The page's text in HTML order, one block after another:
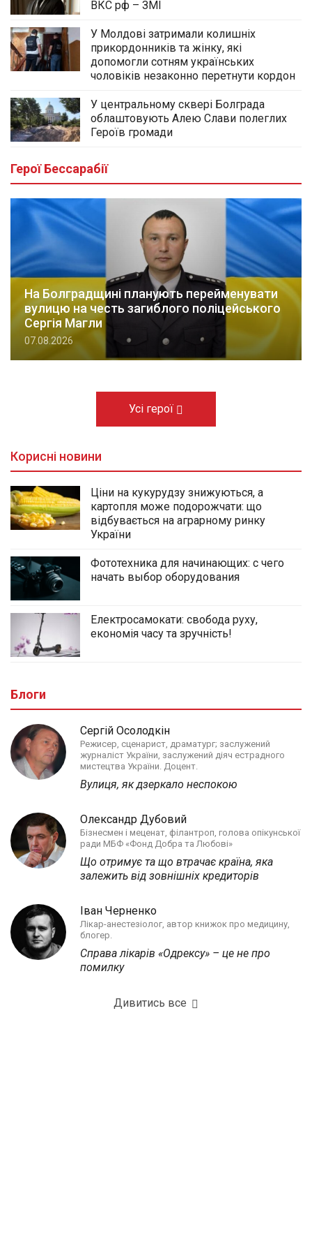
ВКС рф – ЗМІ
У Молдові затримали колишніх
прикордонників та жінку, які
допомогли сотням українських
чоловіків незаконно перетнути кордон
У центральному сквері Болграда
облаштовують Алею Слави полеглих
Героїв громади
Герої Бессарабії
На Болградщині планують перейменувати
вулицю на честь загиблого поліцейського
Сергія Магли
07.08.2026
Усі герої
Корисні новини
Ціни на кукурудзу знижуються, а
картопля може подорожчати: що
відбувається на аграрному ринку
України
Фототехника для начинающих: с чего
начать выбор оборудования
Електросамокати: свобода руху,
економія часу та зручність!
Блоги
Сергій Осолодкін
Режисер, сценарист, драматург; заслужений
журналіст України, заслужений діяч естрадного
мистецтва України. Доцент.
Вулиця, як дзеркало неспокою
Олександр Дубовий
Бізнесмен і меценат, філантроп, голова опікунської
ради МБФ «Фонд Добра та Любові»
Що отримує та що втрачає країна, яка
залежить від зовнішніх кредиторів
Іван Черненко
Лікар-анестезіолог, автор книжок про медицину,
блогер.
Справа лікарів «Одрексу» – це не про
помилку
Дивитись все